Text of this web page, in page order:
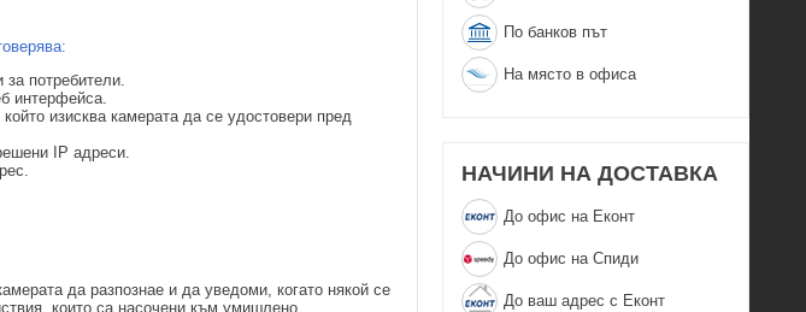
потребители.
интерфейса.
изисква камерата да се удостовери пред
IP адреси.
да разпознае и да уведоми, когато някой се
които са насочени към умишлено
По банков път
На място в офиса
НАЧИНИ НА ДОСТАВКА
До офис на Еконт
До офис на Спиди
До ваш адрес с Еконт